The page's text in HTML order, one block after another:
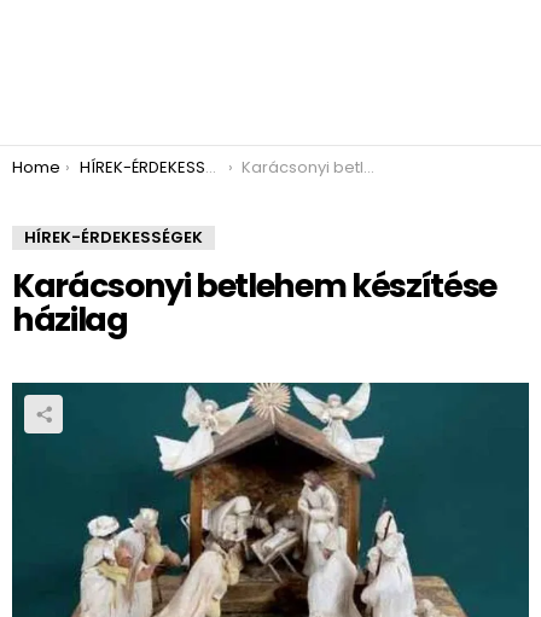
You are here:
Home HÍREK-ÉRDEKESSÉGEK Karácsonyi betlehem készítése házilag
HÍREK-ÉRDEKESSÉGEK
Karácsonyi betlehem készítése
házilag